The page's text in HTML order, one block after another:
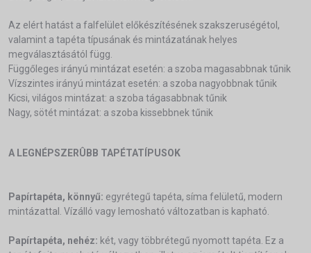
Az elért hatást a falfelület előkészítésének szakszeruségétol,
valamint a tapéta típusának és mintázatának helyes
megválasztásától függ.
Függőleges irányú mintázat esetén: a szoba magasabbnak tűnik
Vízszintes irányú mintázat esetén: a szoba nagyobbnak tűnik
Kicsi, világos mintázat: a szoba tágasabbnak tűnik
Nagy, sötét mintázat: a szoba kissebbnek tűnik
A LEGNÉPSZERÛBB TAPÉTATÍPUSOK
Papírtapéta, könnyű: egyrétegű tapéta, síma felületű, modern
mintázattal. Vízálló vagy lemosható változatban is kapható.
Papírtapéta, nehéz: két, vagy többrétegű nyomott tapéta. Ez a